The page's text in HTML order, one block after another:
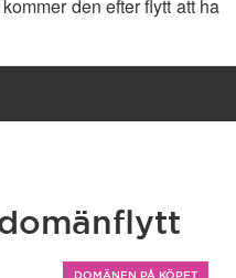
den efter flytt att ha